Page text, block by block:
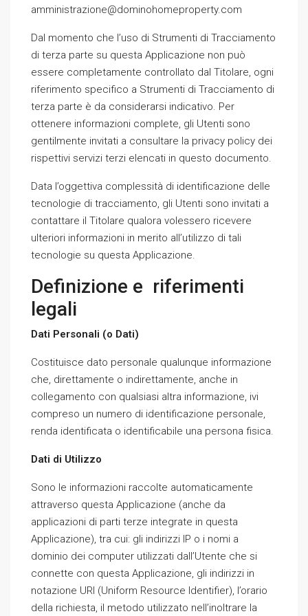
amministrazione@dominohomeproperty.com
Dal momento che l’uso di Strumenti di Tracciamento
di terza parte su questa Applicazione non può
essere completamente controllato dal Titolare, ogni
riferimento specifico a Strumenti di Tracciamento di
terza parte è da considerarsi indicativo. Per
ottenere informazioni complete, gli Utenti sono
gentilmente invitati a consultare la privacy policy dei
rispettivi servizi terzi elencati in questo documento.
Data l’oggettiva complessità di identificazione delle
tecnologie di tracciamento, gli Utenti sono invitati a
contattare il Titolare qualora volessero ricevere
ulteriori informazioni in merito all’utilizzo di tali
tecnologie su questa Applicazione.
Definizione e riferimenti
legali
Dati Personali (o Dati)
Costituisce dato personale qualunque informazione
che, direttamente o indirettamente, anche in
collegamento con qualsiasi altra informazione, ivi
compreso un numero di identificazione personale,
renda identificata o identificabile una persona fisica.
Dati di Utilizzo
Sono le informazioni raccolte automaticamente
attraverso questa Applicazione (anche da
applicazioni di parti terze integrate in questa
Applicazione), tra cui: gli indirizzi IP o i nomi a
dominio dei computer utilizzati dall’Utente che si
connette con questa Applicazione, gli indirizzi in
notazione URI (Uniform Resource Identifier), l’orario
della richiesta, il metodo utilizzato nell’inoltrare la